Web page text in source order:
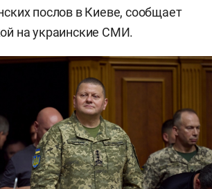
послов в Киеве, сообщает
на украинские СМИ.